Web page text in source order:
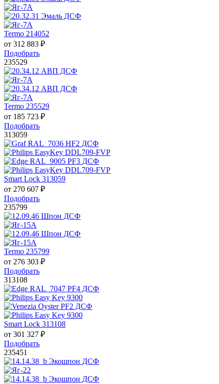
Termo 214052
от 312 883 ₽
Подобрать
235529
Termo 235529
от 185 723 ₽
Подобрать
313059
Smart Lock 313059
от 270 607 ₽
Подобрать
235799
Termo 235799
от 276 303 ₽
Подобрать
313108
Smart Lock 313108
от 301 327 ₽
Подобрать
235451